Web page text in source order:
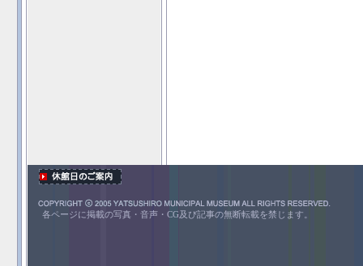
各ページに掲載の写真・音声・CG及び記事の無断転載を禁じます。